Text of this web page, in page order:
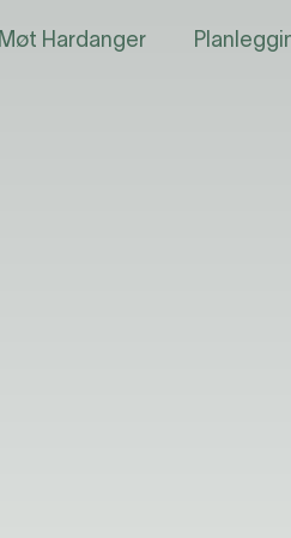
Møt Hardanger